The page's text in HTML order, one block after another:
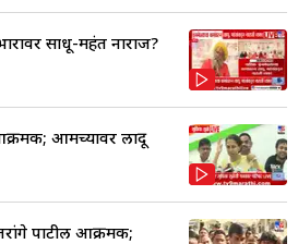
साधू-महंत नाराज?
आमच्यावर लादू
पाटील आक्रमक;